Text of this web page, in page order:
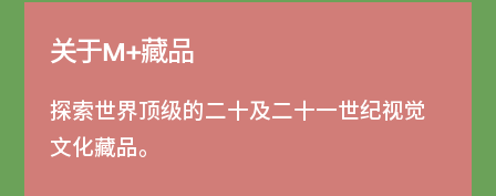
关于M+藏品
探索世界顶级的二十及二十一世纪视觉
文化藏品。